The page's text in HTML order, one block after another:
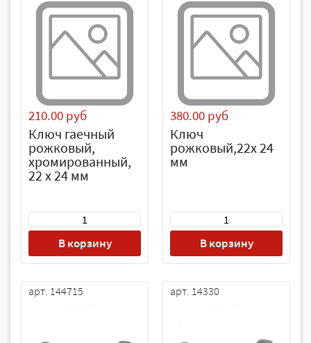
210.00 руб
Ключ гаечный
рожковый,
хромированный,
22 х 24 мм
В корзину
380.00 руб
Ключ
рожковый,22х 24
мм
В корзину
арт. 144715 арт. 14330